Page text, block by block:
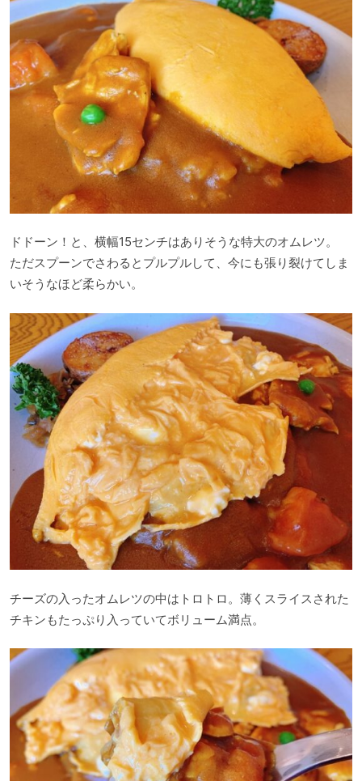
ドドーン！と、横幅15センチはありそうな特大のオムレツ。
ただスプーンでさわるとプルプルして、今にも張り裂けてしま
いそうなほど柔らかい。
チーズの入ったオムレツの中はトロトロ。薄くスライスされた
チキンもたっぷり入っていてボリューム満点。